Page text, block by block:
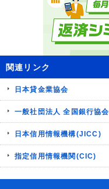
関連リンク
日本貸金業協会
一般社団法人 全国銀行協会
日本信用情報機構(JICC)
指定信用情報機関(CIC)